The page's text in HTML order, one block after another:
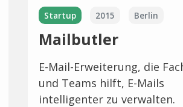
Startup 2015 Berlin
Mailbutler
E-Mail-Erweiterung, die
und Teams hilft, E-Mails
intelligenter zu verwalten.